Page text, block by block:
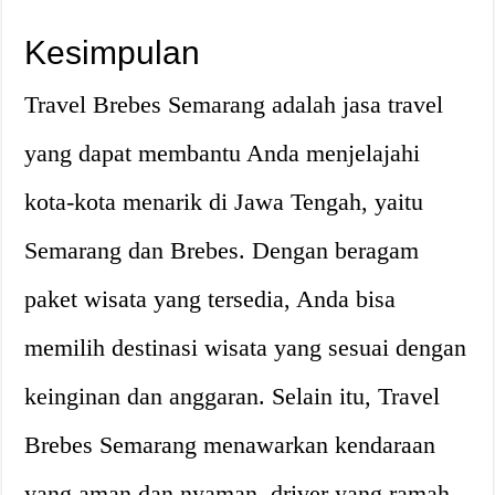
Kesimpulan
Travel Brebes Semarang adalah jasa travel
yang dapat membantu Anda menjelajahi
kota-kota menarik di Jawa Tengah, yaitu
Semarang dan Brebes. Dengan beragam
paket wisata yang tersedia, Anda bisa
memilih destinasi wisata yang sesuai dengan
keinginan dan anggaran. Selain itu, Travel
Brebes Semarang menawarkan kendaraan